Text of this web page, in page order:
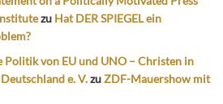
zu Hat DER SPIEGEL ein
von EU und UNO – Christen in
e. V.zuZDF-Mauershow mit